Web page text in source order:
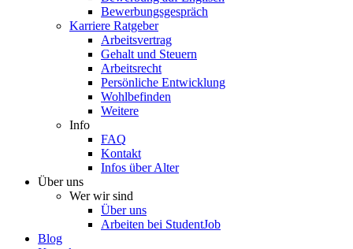
Bewerbungsgespräch
Karriere Ratgeber
Arbeitsvertrag
Gehalt und Steuern
Arbeitsrecht
Persönliche Entwicklung
Wohlbefinden
Weitere
Info
FAQ
Kontakt
Infos über Alter
Über uns
Wer wir sind
Über uns
Arbeiten bei StudentJob
Blog